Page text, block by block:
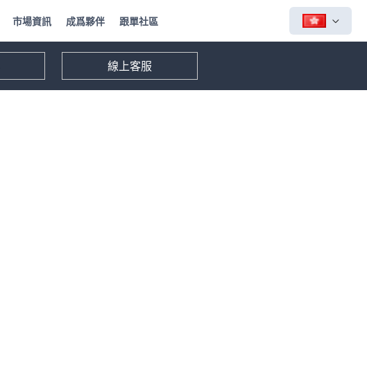
市場資訊 成爲夥伴 跟單社區
線上客服